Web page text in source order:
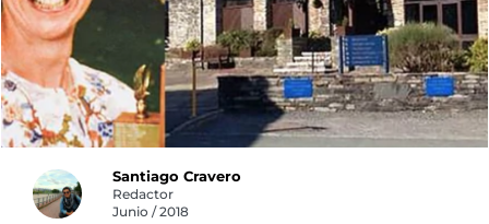
Santiago Cravero
Redactor
Junio / 2018